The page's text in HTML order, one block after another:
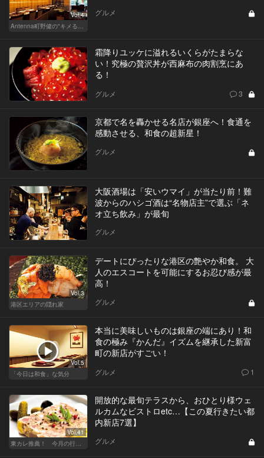
Vol.4
グルメ
霜降りユッケに溢れるいくらがたまらな
い！究極の贅沢丼が西麻布の肉割烹にあ
る！
グルメ 3
京都で名を轟かせる名店が銀座へ！食通を
感動させる、和食の超新星！
グルメ
大阪酒場は「安いウマイ」が当たり前！難
波からのハシゴ酒は“名物店主”で選ぶ「ネ
オ立ち飲み」が最旬
グルメ
Vol.3
港区エリアの隠れ家
デートにぴったりな港区の艶やか和食。 大
人のエスコートを可能にするお忍び感が最
高！
グルメ
Vol.5
「今日は和食」な気分
本当に美味しいものは銀座の端にあり！和
食の極み『かんだ』イズムを継承した新富
町の新店がすごい！
グルメ 1
Vol.41
開放的な最旬テラスから、おひとり様ウェ
ルカムなビストロetc…【この夏行きたい都
内新店7選】
グルメ